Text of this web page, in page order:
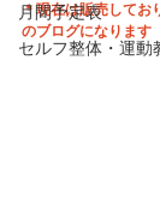
月間予定表
セルフ整体・運動
＊現在は販売してお
のブログになります